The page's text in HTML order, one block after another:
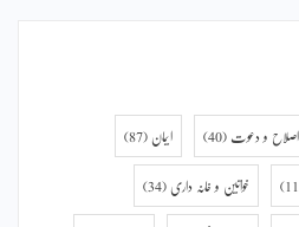
اصلاح و دعوت (40) ایمان (87)
خواتین و خانہ داری (34)